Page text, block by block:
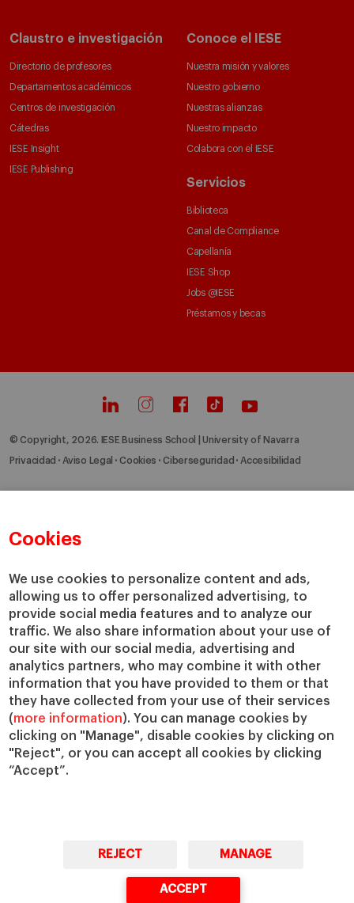
Cookies
We use cookies to personalize content and ads,
allowing us to offer personalized advertising, to
provide social media features and to analyze our
traffic. We also share information about your use of
our site with our social media, advertising and
analytics partners, who may combine it with other
information that you have provided to them or that
they have collected from your use of their services
(more information). You can manage cookies by
clicking on "Manage", disable cookies by clicking on
"Reject", or you can accept all cookies by clicking
“Accept”.
REJECT MANAGE
ACCEPT
Claustro e investigación
Directorio de profesores
Departamentos académicos
Centros de investigación
Cátedras
IESE Insight
IESE Publishing
Conoce el IESE
Nuestra misión y valores
Nuestro gobierno
Nuestras alianzas
Nuestro impacto
Colabora con el IESE
Servicios
Biblioteca
Canal de Compliance
Capellanía
IESE Shop
Jobs @IESE
Préstamos y becas
© Copyright, 2026. IESE Business School | University of Navarra
Privacidad Aviso Legal Cookies Ciberseguridad Accesibilidad